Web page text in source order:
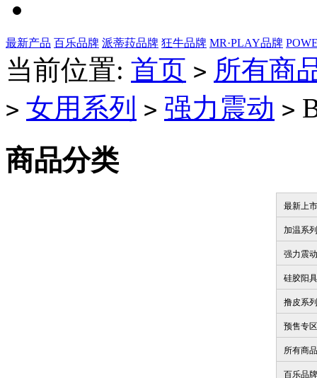
最新产品 百乐品牌 派蒂菈品牌 狂牛品牌 MR·PLAY品牌
当前位置: 首页 > 所有商
> 女用系列 > 强力震动 >
商品分类
最新上市
加温系列
强力震动
硅胶阳具
撸皮系列
预售专区
所有商品
百乐品牌